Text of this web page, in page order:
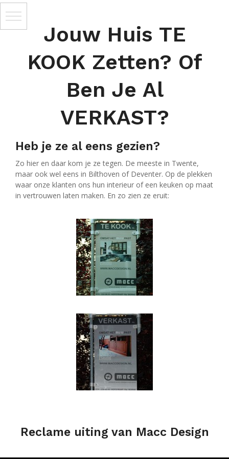
Jouw Huis TE
KOOK Zetten? Of
Ben Je Al
VERKAST?
Heb je ze al eens gezien?
Zo hier en daar kom je ze tegen. De meeste in Twente,
maar ook wel eens in Bilthoven of Deventer. Op de plekken
waar onze klanten ons hun interieur of een keuken op maat
in vertrouwen laten maken. En zo zien ze eruit:
Reclame uiting van Macc Design